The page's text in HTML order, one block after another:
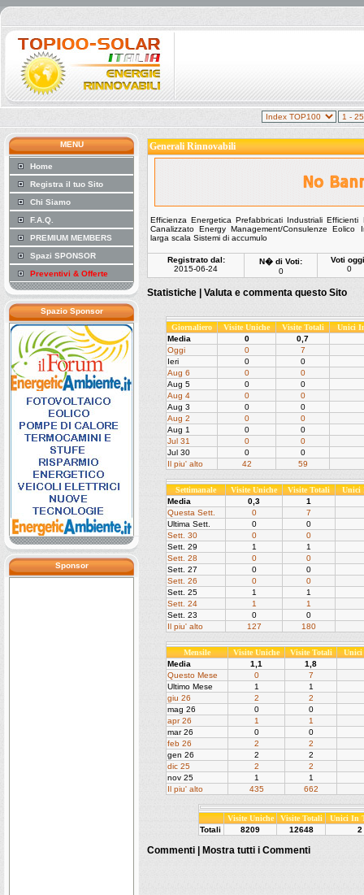
MENU
Home
Registra il tuo Sito
Chi Siamo
F.A.Q.
PREMIUM MEMBERS
Spazi SPONSOR
Preventivi & Offerte
Spazio Sponsor
Sponsor
Generali Rinnovabili
Efficienza Energetica Prefabbricati Industriali
Canalizzato Energy Management/Consulenze Eolico
larga scala Sistemi di accumulo
Registrato dal:
2015-06-24
N� di Voti:
0
Voti
0
Statistiche | Valuta e commenta questo Sito
Giornaliero Visite Uniche Visite Totali
Unici
Media
0
0,7
Oggi
0
7
Ieri
0
0
Aug 6
0
0
Aug 5
0
0
Aug 4
0
0
Aug 3
0
0
Aug 2
0
0
Aug 1
0
0
Jul 31
0
0
Jul 30
0
0
Il piu' alto
42 59
Settimanale Visite Uniche Visite Totali
Unici
Media
0,3
1
Questa Sett.
0
7
Ultima Sett.
0
0
Sett. 30
0
0
Sett. 29
1
1
Sett. 28
0
0
Sett. 27
0
0
Sett. 26
0
0
Sett. 25
1
1
Sett. 24
1
1
Sett. 23
0
0
Il piu' alto
127 180
Mensile Visite Uniche Visite Totali
Unici
Media
1,1
1,8
Questo Mese
0
7
Ultimo Mese
1
1
giu 26
2
2
mag 26
0
0
apr 26
1
1
mar 26
0
0
feb 26
2
2
gen 26
2
2
dic 25
2
2
nov 25
1
1
Il piu' alto
435 662
Visite Uniche Visite Totali
Unici In
Totali
8209 12648 2
Commenti | Mostra tutti i Commenti